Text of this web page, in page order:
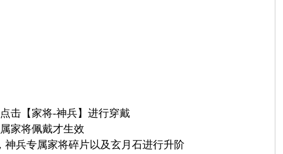
击【家将-神兵】进行穿戴
家将佩戴才生效
兵专属家将碎片以及玄月石进行升阶